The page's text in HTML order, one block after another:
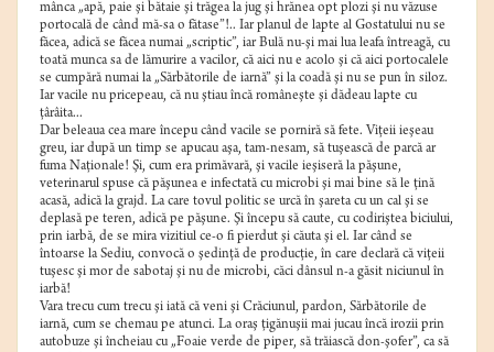
mânca „apă, paie şi bătaie şi trăgea la jug şi hrănea opt plozi şi nu văzuse
portocală de când mă-sa o fătase”!.. Iar planul de lapte al Gostatului nu se
făcea, adică se făcea numai „scriptic”, iar Bulă nu-şi mai lua leafa întreagă, cu
toată munca sa de lămurire a vacilor, că aici nu e acolo şi că aici portocalele
se cumpără numai la „Sărbătorile de iarnă” şi la coadă şi nu se pun în siloz.
Iar vacile nu pricepeau, că nu ştiau încă româneşte şi dădeau lapte cu
ţârâita...
Dar beleaua cea mare începu când vacile se porniră să fete. Viţeii ieşeau
greu, iar după un timp se apucau aşa, tam-nesam, să tuşească de parcă ar
fuma Naţionale! Şi, cum era primăvară, şi vacile ieşiseră la păşune,
veterinarul spuse că păşunea e infectată cu microbi şi mai bine să le ţină
acasă, adică la grajd. La care tovul politic se urcă în şareta cu un cal şi se
deplasă pe teren, adică pe păşune. Şi începu să caute, cu codiriştea biciului,
prin iarbă, de se mira vizitiul ce-o fi pierdut şi căuta şi el. Iar când se
întoarse la Sediu, convocă o şedinţă de producţie, în care declară că viţeii
tuşesc şi mor de sabotaj şi nu de microbi, căci dânsul n-a găsit niciunul în
iarbă!
Vara trecu cum trecu şi iată că veni şi Crăciunul, pardon, Sărbătorile de
iarnă, cum se chemau pe atunci. La oraş ţigănuşii mai jucau încă irozii prin
autobuze şi încheiau cu „Foaie verde de piper, să trăiască don-şofer”, ca să